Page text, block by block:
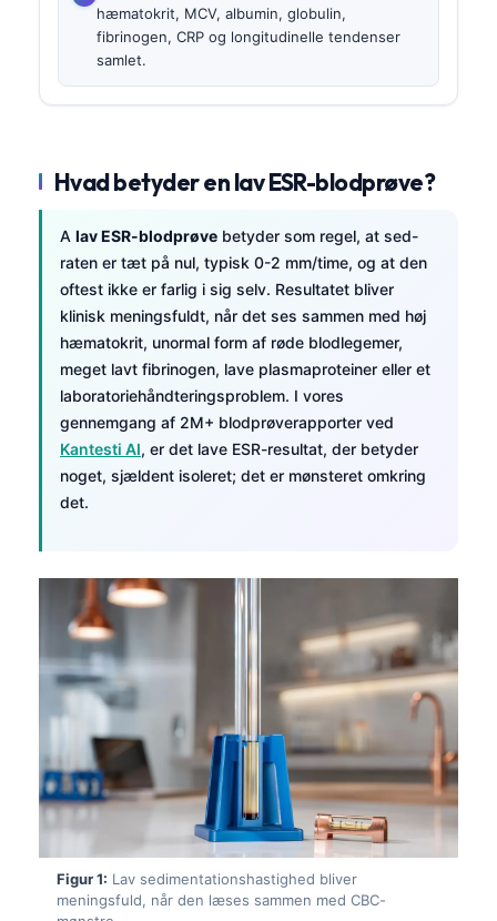
hæmatokrit, MCV, albumin, globulin,
fibrinogen, CRP og longitudinelle tendenser
samlet.
Hvad betyder en lav ESR-blodprøve?
A lav ESR-blodprøve betyder som regel, at sed-
raten er tæt på nul, typisk 0-2 mm/time, og at den
oftest ikke er farlig i sig selv. Resultatet bliver
klinisk meningsfuldt, når det ses sammen med høj
hæmatokrit, unormal form af røde blodlegemer,
meget lavt fibrinogen, lave plasmaproteiner eller et
laboratoriehåndteringsproblem. I vores
gennemgang af 2M+ blodprøverapporter ved
Kantesti AI, er det lave ESR-resultat, der betyder
noget, sjældent isoleret; det er mønsteret omkring
det.
Figur 1: Lav sedimentationshastighed bliver
meningsfuld, når den læses sammen med CBC-